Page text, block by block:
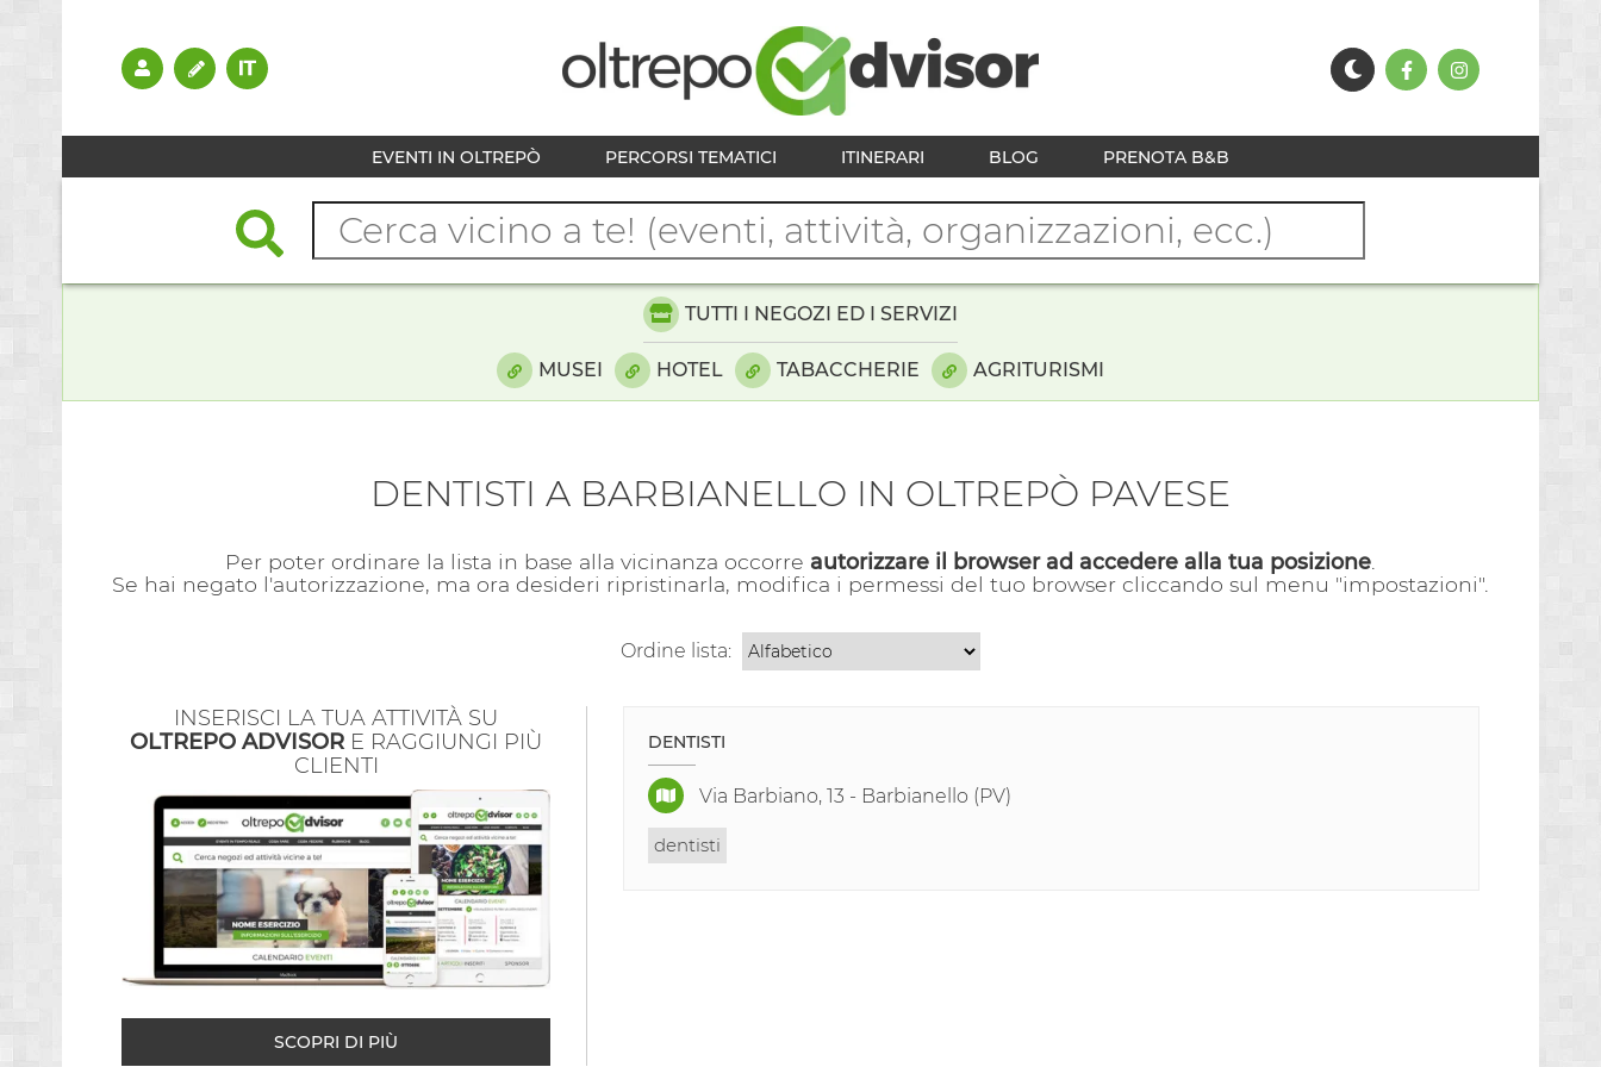
EVENTI IN OLTREPÒ PERCORSI TEMATICI ITINERARI BLOG PRENOTA B&B
TUTTI I NEGOZI ED I SERVIZI
MUSEI HOTEL TABACCHERIE AGRITURISMI
DENTISTI A BARBIANELLO IN OLTREPÒ PAVESE
Per poter ordinare la lista in base alla vicinanza occorre autorizzare il browser ad accedere alla tua posizione
Se hai negato l'autorizzazione, ma ora desideri ripristinarla, modifica i permessi del tuo browser cliccando sul menu "impostazioni".
Ordine lista:
INSERISCI LA TUA ATTIVITÀ SU
OLTREPO ADVISOR E RAGGIUNGI PIÙ
CLIENTI
SCOPRI DI PIÙ
DENTISTI
Via Barbiano, 13 - Barbianello (PV)
dentisti